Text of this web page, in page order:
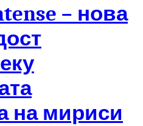
– нова
на мириси